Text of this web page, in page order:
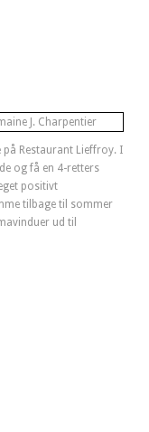
på Restaurant Lieffroy. I
og få en 4-retters
positivt
tilbage til sommer
ud til